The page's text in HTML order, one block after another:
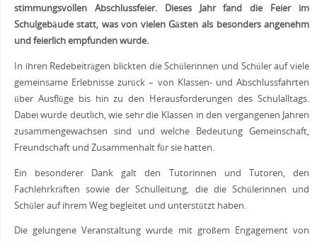
stimmungsvollen Abschlussfeier. Dieses Jahr fand die Feier im
Schulgebäude statt, was von vielen Gästen als besonders angenehm
und feierlich empfunden wurde.
In ihren Redebeiträgen blickten die Schülerinnen und Schüler auf viele
gemeinsame Erlebnisse zurück – von Klassen- und Abschlussfahrten
über Ausflüge bis hin zu den Herausforderungen des Schulalltags.
Dabei wurde deutlich, wie sehr die Klassen in den vergangenen Jahren
zusammengewachsen sind und welche Bedeutung Gemeinschaft,
Freundschaft und Zusammenhalt für sie hatten.
Ein besonderer Dank galt den Tutorinnen und Tutoren, den
Fachlehrkräften sowie der Schulleitung, die die Schülerinnen und
Schüler auf ihrem Weg begleitet und unterstützt haben.
Die gelungene Veranstaltung wurde mit großem Engagement von